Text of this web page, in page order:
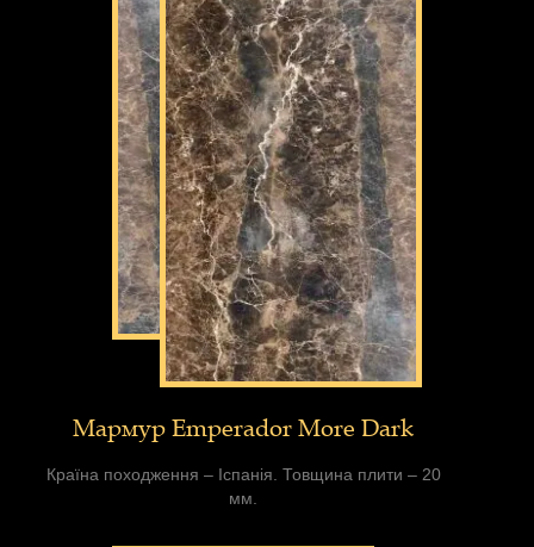
Мармур Emperador More Dark
Країна походження – Іспанія. Товщина плити – 20
мм.